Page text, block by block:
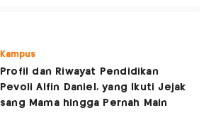
Kampus
Profil dan Riwayat Pendidikan
Pevoli Alfin Daniel, yang Ikuti Jejak
sang Mama hingga Pernah Main